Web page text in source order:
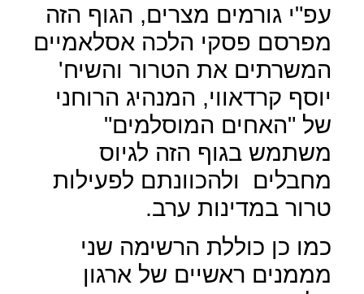
עפ"י גורמים מצרים, הגוף הזה
מפרסם פסקי הלכה אסלאמיים
המשרתים את הטרור והשיח'
יוסף קרדאווי, המנהיג הרוחני
של "האחים המוסלמים"
משתמש בגוף הזה לגיוס
מחבלים
ולהכוונתם לפעילות
טרור במדינות ערב.
כמו כן כוללת הרשימה שני
מממנים ראשיים של ארגון